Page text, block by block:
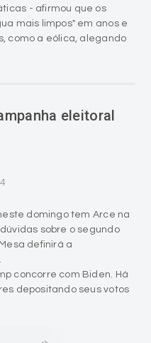
- afirmou que os
mais limpos" em anos e
como a eólica, alegando
eleitoral
domingo tem Arce na
sobre o segundo
definirá a
concorre com Biden. Há
depositando seus votos